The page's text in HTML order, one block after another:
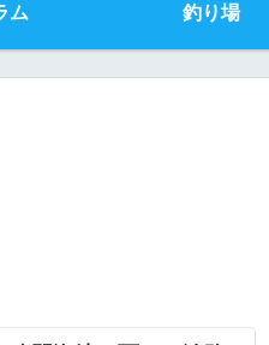
ム 釣り場